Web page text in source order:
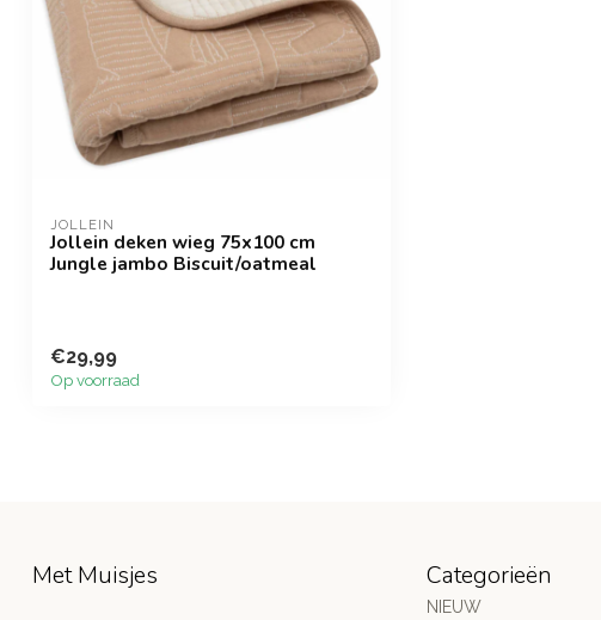
JOLLEIN
Jollein deken wieg 75x100 cm
Jungle jambo Biscuit/oatmeal
€29,99
Op voorraad
Met Muisjes Categorieën
NIEUW